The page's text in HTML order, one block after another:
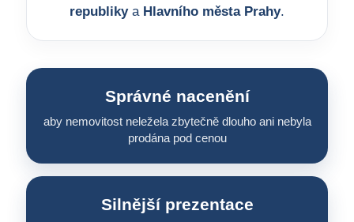
republikya Hlavního města Prahy.
Správné nacenění
aby nemovitost neležela zbytečně dlouho ani nebyla
prodána pod cenou
Silnější prezentace